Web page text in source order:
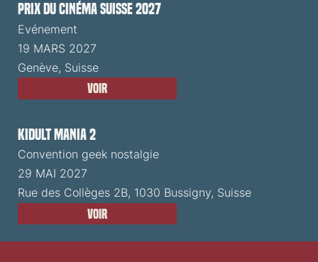
Prix du Cinéma Suisse 2027
Evénement
19 MARS 2027
Genève, Suisse
Voir
Kidult Mania 2
Convention geek nostalgie
29 MAI 2027
Rue des Collèges 2B, 1030 Bussigny, Suisse
Voir